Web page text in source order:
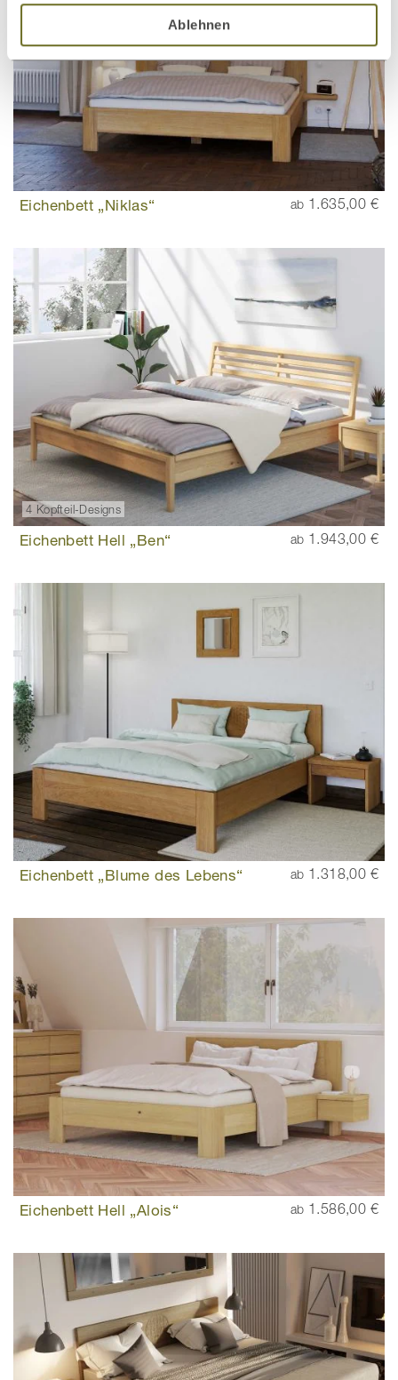
Ablehnen
Eichenbett „Niklas“ ab 1.635,00 €
4 Kopfteil-Designs
Eichenbett Hell „Ben“ ab 1.943,00 €
Eichenbett „Blume des Lebens“ ab 1.318,00 €
Eichenbett Hell „Alois“ ab 1.586,00 €